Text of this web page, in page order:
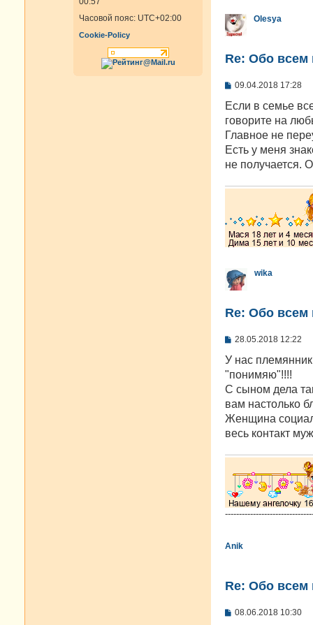
Часовой пояс: UTC+02:00
Cookie-Policy
Olesya
Re: Oбо всем
С
о
щ
е
и
е
09.04.2018 17:28
Если в семье
говорите на
Главное не
Есть у меня
не получается.
wika
Re: Oбо всем
С
о
щ
е
и
е
28.05.2018 12:22
У нас
"понимяю"!!!!
С сыном дела
вам настолько
Женщина
весь контакт
Anik
Re: Oбо всем
С
08.06.2018 10:30